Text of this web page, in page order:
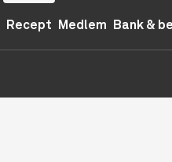
Recept Medlem Bank &